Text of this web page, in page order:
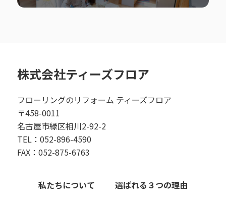
株式会社ティーズフロア
フローリングのリフォーム ティーズフロア
〒458-0011
名古屋市緑区相川2-92-2
TEL：052-896-4590
FAX：052-875-6763
私たちについて 選ばれる３つの理由